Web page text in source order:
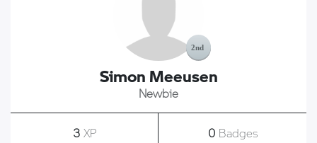
Simon Meeusen
Newbie
3 XP 0 Badges